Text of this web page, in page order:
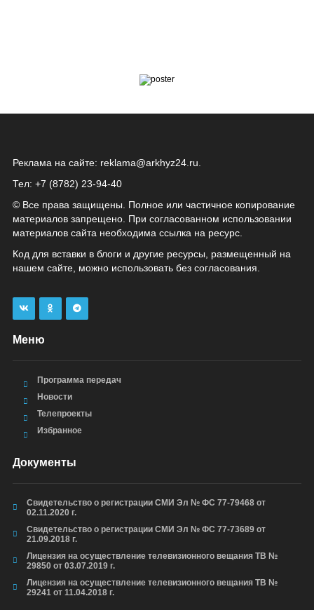
Реклама на сайте: reklama@arkhyz24.ru
Тел: +7 (8782) 23‑94‑40
© Все права защищены. Полное или частичное копирование
материалов запрещено. При согласованном использовании
материалов сайта необходима ссылка на ресурс.
Код для вставки в блоги и другие ресурсы, размещенный на
нашем сайте, можно использовать без согласования.
Меню
Программа передач
Новости
Телепроекты
Избранное
Документы
Свидетельство о регистрации СМИ Эл № ФС 77-79468 от
02.11.2020 г.
Свидетельство о регистрации СМИ Эл № ФС 77-73689 от
21.09.2018 г.
Лицензия на осуществление телевизионного вещания ТВ №
29850 от 03.07.2019 г.
Лицензия на осуществление телевизионного вещания ТВ №
29241 от 11.04.2018 г.